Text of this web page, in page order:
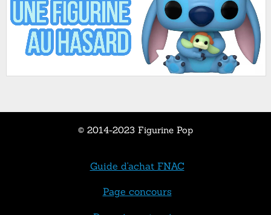
© 2014-2023 Figurine Pop
Guide d'achat FNAC
Page concours